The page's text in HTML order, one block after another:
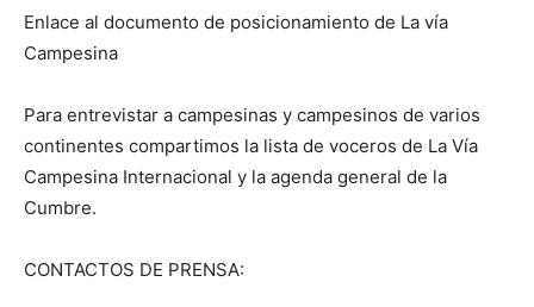
Enlace al documento de posicionamiento de La vía
Campesina
Para entrevistar a campesinas y campesinos de varios
continentes compartimos la lista de voceros de La Vía
Campesina Internacional y la agenda general de la
Cumbre.
CONTACTOS DE PRENSA: